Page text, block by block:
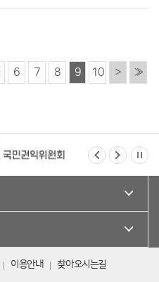
6 7 8 9 10 > »
이용안내 찾아오시는길